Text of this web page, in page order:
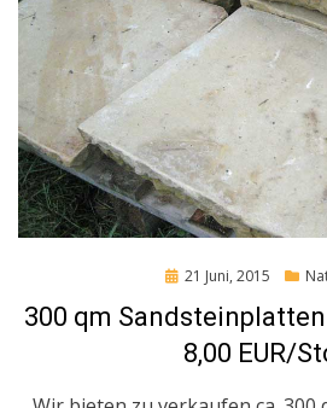
Posted
21 Juni, 2015
300 qm
8,00 EUR/